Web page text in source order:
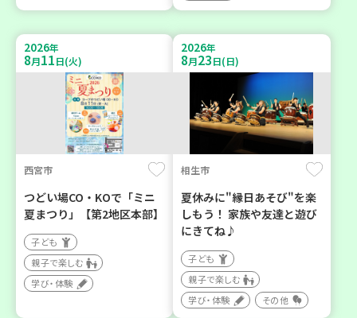
2026年
8月11日(火)
西宮市
つどい場CO・KOで「ミニ
夏まつり」【第2地区本部】
子ども
親子で楽しむ
学び・体験
2026年
8月23日(日)
相生市
夏休みに"縁日あそび"を楽
しもう！ 家族や友達と遊び
にきてね♪
子ども
親子で楽しむ
学び・体験
その他